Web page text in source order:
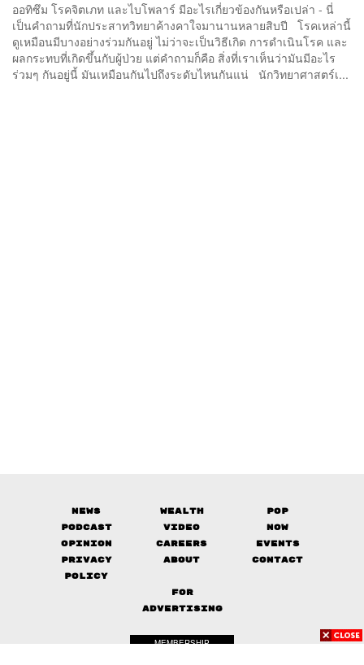
ออทิซึม โรคจิตเภท และไบโพลาร์ มีอะไรเกี่ยวข้องกันหรือเปล่า - นี่
เป็นคำถามที่นักประสาทวิทยาค้างคาใจมานานหลายสิบปี โรคเหล่านี้
ดูเหมือนมีบางอย่างร่วมกันอยู่ ไม่ว่าจะเป็นวิธีเกิด การดำเนินโรค และ
ผลกระทบที่เกิดขึ้นกับผู้ป่วย แต่คำถามก็คือ สิ่งที่เราเห็นว่ามันมีอะไร
ร่วมๆ กันอยู่นี้ มันเหมือนกันไปถึงระดับไหนกันแน่ นักวิทยาศาสตร์เ...
News Wealth
Pop
Podcast
Video
Now
Opinion
Careers
Events
Privacy
Policy
About Contact
FOR
ADVERTISING
MEMBERSHIP